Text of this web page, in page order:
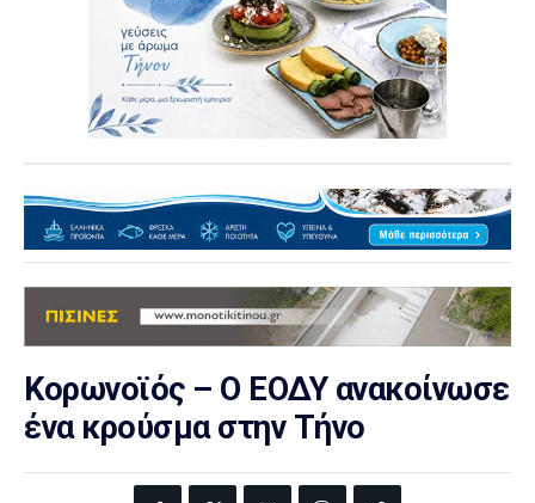
Κορωνοϊός – Ο ΕΟΔΥ ανακοίνωσε
ένα κρούσμα στην Τήνο